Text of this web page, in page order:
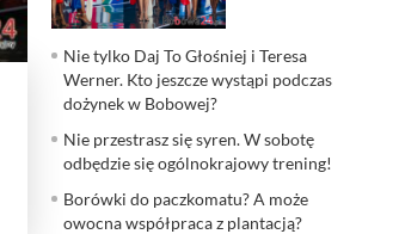
Nie tylko Daj To Głośniej i Teresa
Werner. Kto jeszcze wystąpi podczas
dożynek w Bobowej?
Nie przestrasz się syren. W sobotę
odbędzie się ogólnokrajowy trening!
Borówki do paczkomatu? A może
owocna współpraca z plantacją?